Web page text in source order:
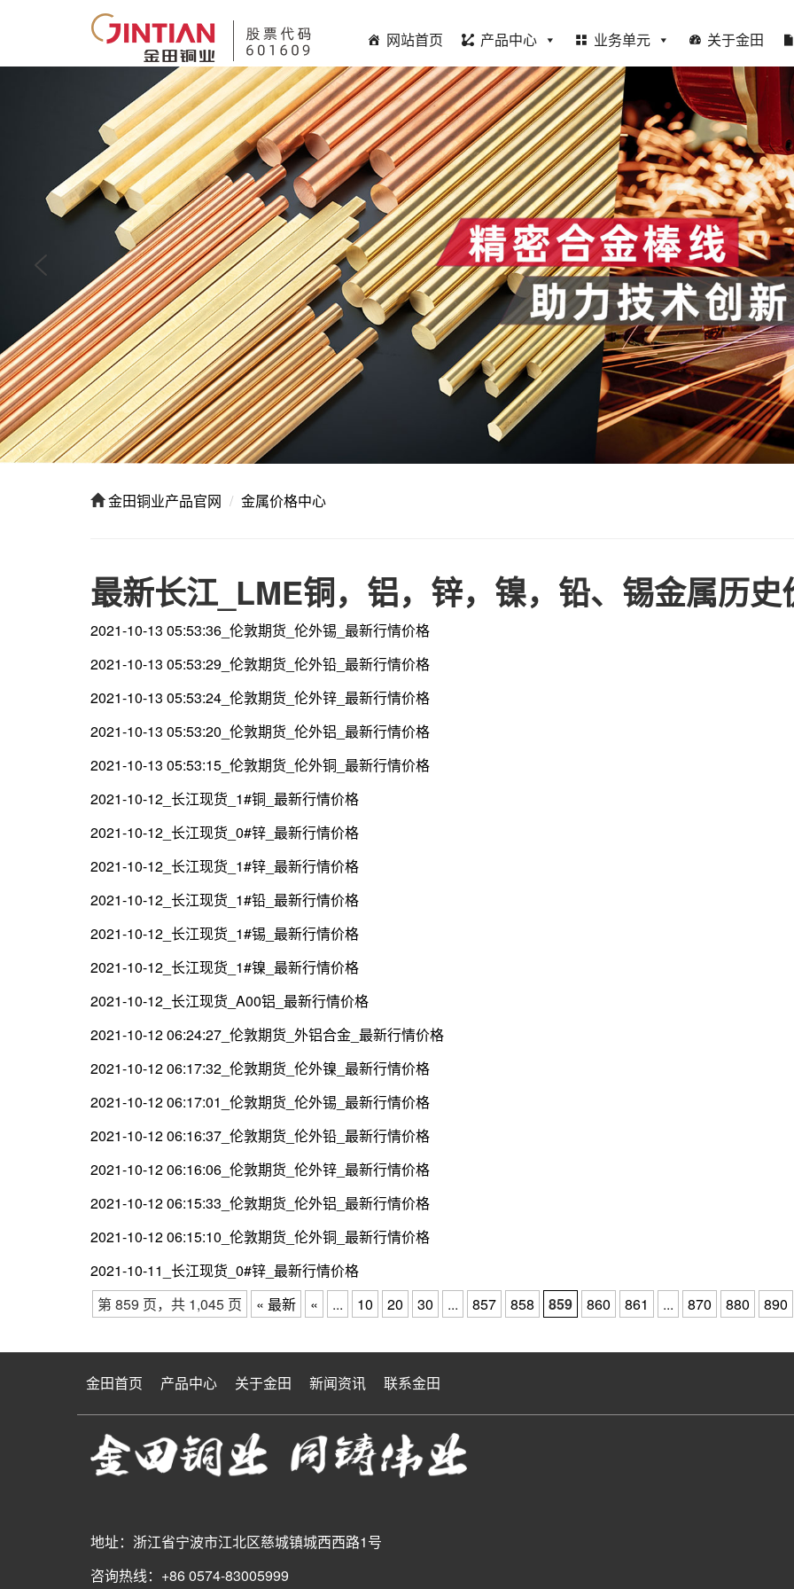
网站首页 产品中心 业务单元 关于金田
金田铜业产品官网 金属价格中心
最新长江_LME铜，铝，锌，镍，铅、锡金属历史
2021-10-13 05:53:36_伦敦期货_伦外锡_最新行情价格
2021-10-13 05:53:29_伦敦期货_伦外铅_最新行情价格
2021-10-13 05:53:24_伦敦期货_伦外锌_最新行情价格
2021-10-13 05:53:20_伦敦期货_伦外铝_最新行情价格
2021-10-13 05:53:15_伦敦期货_伦外铜_最新行情价格
2021-10-12_长江现货_1#铜_最新行情价格
2021-10-12_长江现货_0#锌_最新行情价格
2021-10-12_长江现货_1#锌_最新行情价格
2021-10-12_长江现货_1#铅_最新行情价格
2021-10-12_长江现货_1#锡_最新行情价格
2021-10-12_长江现货_1#镍_最新行情价格
2021-10-12_长江现货_A00铝_最新行情价格
2021-10-12 06:24:27_伦敦期货_外铝合金_最新行情价格
2021-10-12 06:17:32_伦敦期货_伦外镍_最新行情价格
2021-10-12 06:17:01_伦敦期货_伦外锡_最新行情价格
2021-10-12 06:16:37_伦敦期货_伦外铅_最新行情价格
2021-10-12 06:16:06_伦敦期货_伦外锌_最新行情价格
2021-10-12 06:15:33_伦敦期货_伦外铝_最新行情价格
2021-10-12 06:15:10_伦敦期货_伦外铜_最新行情价格
2021-10-11_长江现货_0#锌_最新行情价格
第 859 页，共 1,045 页
« 最新 « ... 10 20 30 ... 857 858 859 860 861 ... 870 880 890
金田首页 产品中心 关于金田 新闻资讯 联系金田
地址：浙江省宁波市江北区慈城镇城西西路1号
咨询热线：+86 0574-83005999